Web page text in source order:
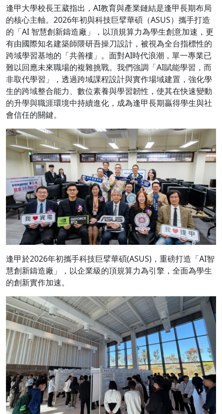
逢甲大學校長王葳指出，AI教育與產業鏈結是逢甲長期布局
的核心主軸。2026年初與科技巨擘華碩（ASUS）攜手打造
的「AI 智慧創新鑄造廠」，以頂規算力為學生創意加速，更
有由國際知名建築師隈研吾操刀設計，被視為全台指標性的
跨域學習基地的「共善樓」。面對AI時代浪潮，單一專業已
難以回應未來職場的複雜挑戰。我們強調「AI賦能學習，而
非取代學習」，透過跨域課程設計與實作場域建置，強化學
生的跨域整合能力、數位素養與學習韌性，使其在快速變動
的升學與職涯環境中持續進化，成為逢甲長期贏得學生與社
會信任的關鍵。
逢甲於2026年初攜手科技巨擘華碩(ASUS)，重磅打造「AI智
慧創新鑄造廠」，以企業級的頂規算力為引擎，全面為學生
的創新實作加速。